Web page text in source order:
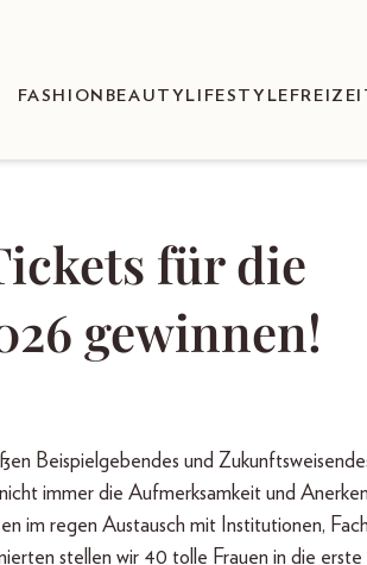
FASHION BEAUTY LIFESTYLE
für die
gewinnen!
Beispielgebendes und
immer die Aufmerksamkeit und
im regen Austausch mit Institutionen,
stellen wir 40 tolle Frauen in die erste